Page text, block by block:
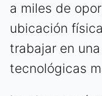
a miles de
ubicación
trabajar en
tecnológicas